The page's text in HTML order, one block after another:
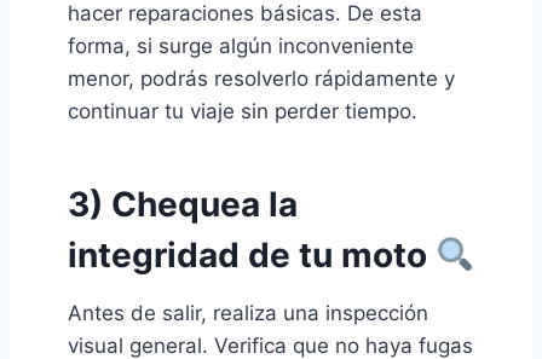
hacer reparaciones básicas. De esta
forma, si surge algún inconveniente
menor, podrás resolverlo rápidamente y
continuar tu viaje sin perder tiempo.
3) Chequea la
integridad de tu moto
Antes de salir, realiza una inspección
visual general. Verifica que no haya fugas